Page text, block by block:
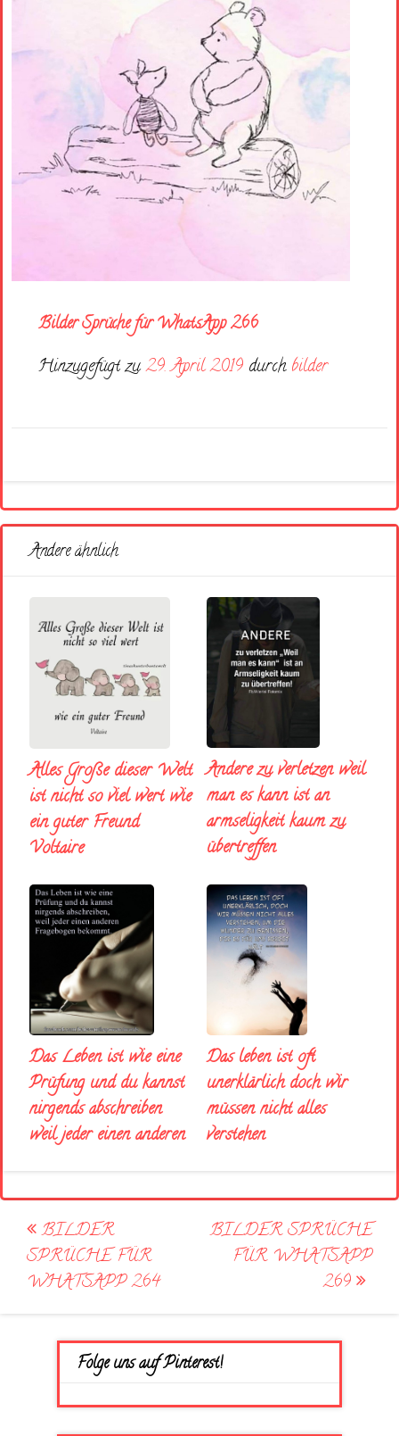
Bilder Sprüche für WhatsApp 266
Hinzugefügt zu29. April 2019 durch bilder
Andere ähnlich
Alles Große dieser Welt
ist nicht so viel wert wie
ein guter Freund
Voltaire
Andere zu verletzen weil
man es kann ist an
armseligkeit kaum zu
übertreffen
Das Leben ist wie eine
Prüfung und du kannst
nirgends abschreiben
weil jeder einen anderen
Das leben ist oft
unerklärlich doch wir
müssen nicht alles
verstehen
Post
navigation
BILDER
SPRÜCHE FÜR
WHATSAPP 264
BILDER SPRÜCHE
FÜR WHATSAPP
269
Folge uns auf Pinterest!